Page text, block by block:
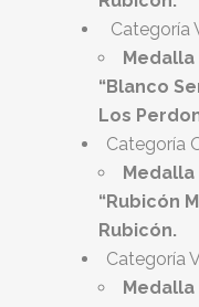
Categoría
“Blanco
Los
Categoría
“Rubicón
Rubicón.
Categoría
Medalla